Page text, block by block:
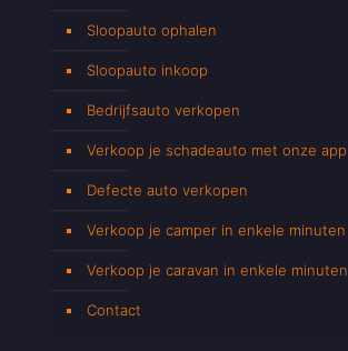
Sloopauto ophalen
Sloopauto inkoop
Bedrijfsauto verkopen
Verkoop je schadeauto met onze app
Defecte auto verkopen
Verkoop je camper in enkele minuten
Verkoop je caravan in enkele minuten
Contact